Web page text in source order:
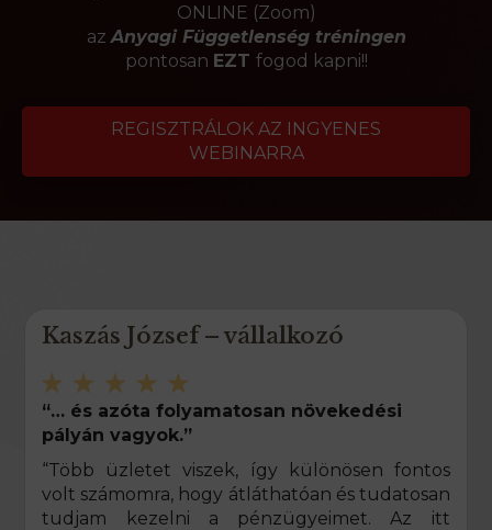
ONLINE (Zoom)
azAnyagi Függetlenség tréningen
pontosan EZT fogod kapni!!
REGISZTRÁLOK AZ INGYENES
WEBINARRA
Kaszás József – vállalkozó
“… és azóta folyamatosan növekedési
pályánvagyok.”
“Több üzletet viszek, így különösen fontos
volt számomra, hogy átláthatóan és tudatosan
tudjam kezelni a pénzügyeimet. Az itt